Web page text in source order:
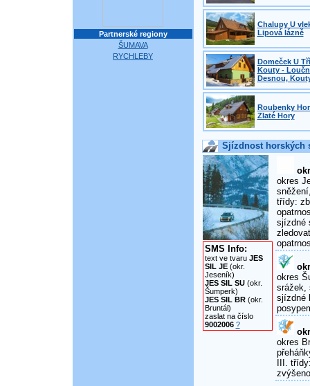
Partnerské regiony
ŠUMAVA
RYCHLEBY
Chalupy U
Lipová lázně
Domeček U
Kouty -
Desnou,
Roubenky
Zlaté Hory
Sjízdnost horských
SMS Info:
text ve tvaru JES
SIL JE(okr.
Jeseník)
JES SIL SU(okr.
Šumperk)
JES SIL BR(okr.
Bruntál)
zaslat na číslo
9002006 ?
okres
třídy:
sjízdné
okres
srážek,
sjízdné
okres
III.